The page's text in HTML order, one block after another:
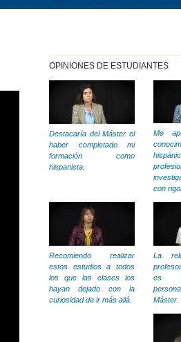
OPINIONES DE ESTUDIANTES
Me
con
Destacaría del Máster el
haber completado mi
formación como
hispanista.
Recomiendo realizar
estos estudios a todos
los que las clases los
hayan dejado con la
curiosidad de ir más allá.
La
es
Máster.